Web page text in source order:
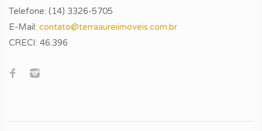
Telefone: (14) 3326-5705
E-Mail: contato@terraaureiimoveis.com.br
CRECI: 46.396